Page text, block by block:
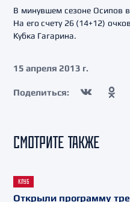
В минувшем сезоне Осипов
На его счету 26 (14+12)
Кубка Гагарина.
15 апреля 2013 г.
Поделиться:
СМОТРИТЕ ТАКЖЕ
КЛУБ
Открыли программу